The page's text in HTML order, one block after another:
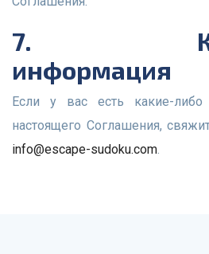
7. Контактная
информация
Если у вас есть какие-либо вопросы по поводу
настоящего Соглашения,
info@escape-sudoku.com